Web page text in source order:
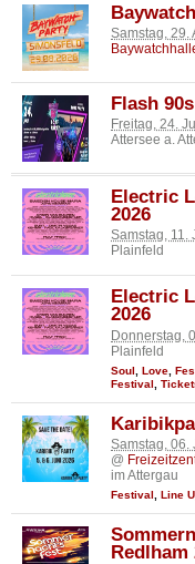
Samstag, 29.
Flash
Freitag, 24.
Attersee a.
Electric
2026
Samstag, 11.
Plainfeld
Electric
2026
Donnerstag,
Plainfeld
Soul Love
Festival
Samstag, 06.
@
im Attergau
Festival Line
Redlham